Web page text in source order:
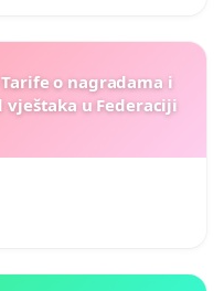
o nagradama i
vještaka u Federaciji